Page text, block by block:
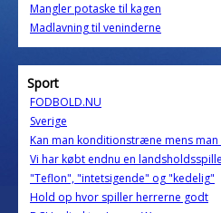
Mangler potaske til kagen
Madlavning til veninderne
Sport
FODBOLD.NU
Sverige
Kan man konditionstræne mens
Vi har købt endnu en
"Teflon", "intetsigende" og "kedelig"
Hold op hvor spiller herrerne godt